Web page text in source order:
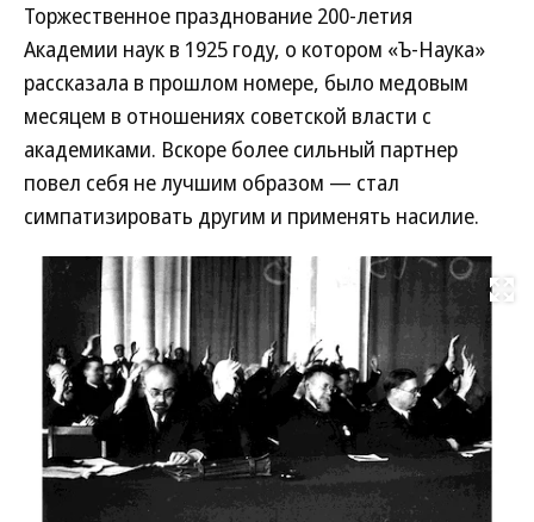
Торжественное празднование 200-летия
Академии наук в 1925 году, о котором «Ъ-Наука»
рассказала в прошлом номере, было медовым
месяцем в отношениях советской власти с
академиками. Вскоре более сильный партнер
повел себя не лучшим образом — стал
симпатизировать другим и применять насилие.